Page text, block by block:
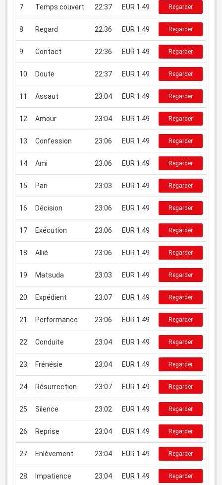
7 Temps couvert 22:37 EUR 1.49 Regarder
8 Regard 22:36 EUR 1.49 Regarder
9 Contact 22:36 EUR 1.49 Regarder
10 Doute 22:37 EUR 1.49 Regarder
11 Assaut 23:04 EUR 1.49 Regarder
12 Amour 23:04 EUR 1.49 Regarder
13 Confession 23:06 EUR 1.49 Regarder
14 Ami 23:06 EUR 1.49 Regarder
15 Pari 23:03 EUR 1.49 Regarder
16 Décision 23:06 EUR 1.49 Regarder
17 Exécution 23:06 EUR 1.49 Regarder
18 Allié 23:06 EUR 1.49 Regarder
19 Matsuda 23:03 EUR 1.49 Regarder
20 Expédient 23:07 EUR 1.49 Regarder
21 Performance 23:06 EUR 1.49 Regarder
22 Conduite 23:04 EUR 1.49 Regarder
23 Frénésie 23:04 EUR 1.49 Regarder
24 Résurrection 23:07 EUR 1.49 Regarder
25 Silence 23:02 EUR 1.49 Regarder
26 Reprise 23:04 EUR 1.49 Regarder
27 Enlèvement 23:04 EUR 1.49 Regarder
28 Impatience 23:04 EUR 1.49 Regarder